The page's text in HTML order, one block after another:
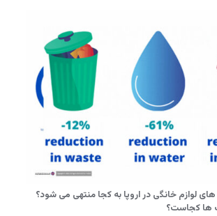
لوازم خانگی در اروپا به کجا منتهی می شود؟
ها کجاست؟